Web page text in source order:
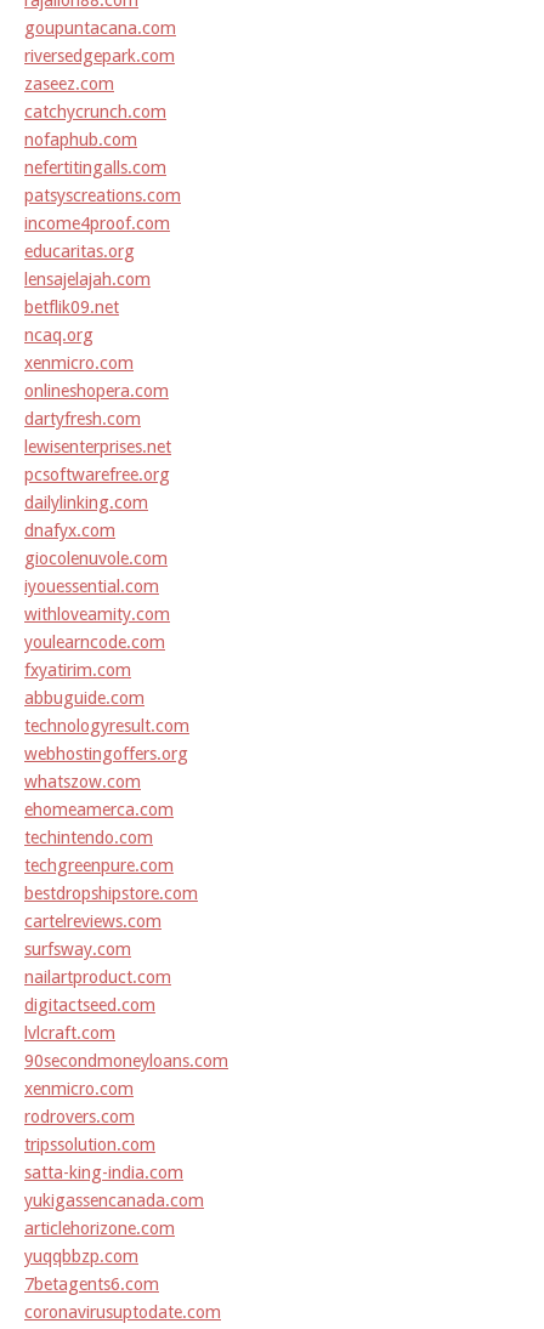
goupuntacana.com
riversedgepark.com
zaseez.com
catchycrunch.com
nofaphub.com
nefertitingalls.com
patsyscreations.com
income4proof.com
educaritas.org
lensajelajah.com
betflik09.net
ncaq.org
xenmicro.com
onlineshopera.com
dartyfresh.com
lewisenterprises.net
pcsoftwarefree.org
dailylinking.com
dnafyx.com
giocolenuvole.com
iyouessential.com
withloveamity.com
youlearncode.com
fxyatirim.com
abbuguide.com
technologyresult.com
webhostingoffers.org
whatszow.com
ehomeamerca.com
techintendo.com
techgreenpure.com
bestdropshipstore.com
cartelreviews.com
surfsway.com
nailartproduct.com
digitactseed.com
lvlcraft.com
90secondmoneyloans.com
xenmicro.com
rodrovers.com
tripssolution.com
satta-king-india.com
yukigassencanada.com
articlehorizone.com
yuqqbbzp.com
7betagents6.com
coronavirusuptodate.com